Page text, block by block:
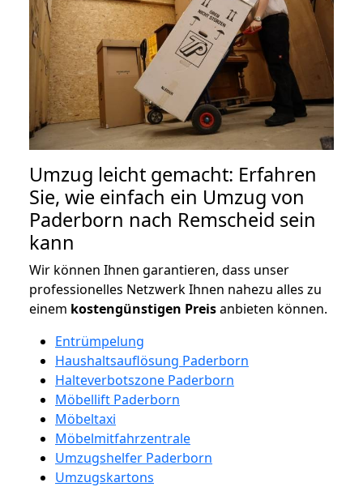
Umzug leicht gemacht: Erfahren
Sie, wie einfach ein Umzug von
Paderborn nach Remscheid sein
kann
Wir können Ihnen garantieren, dass unser
professionelles Netzwerk Ihnen nahezu alles zu
einem kostengünstigen Preisanbieten können.
Entrümpelung
Haushaltsauflösung Paderborn
Halteverbotszone Paderborn
Möbellift Paderborn
Möbeltaxi
Möbelmitfahrzentrale
Umzugshelfer Paderborn
Umzugskartons